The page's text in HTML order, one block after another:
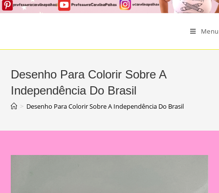
Menu
Desenho Para Colorir Sobre A
Independência Do Brasil
> Desenho Para Colorir Sobre A Independência Do Brasil